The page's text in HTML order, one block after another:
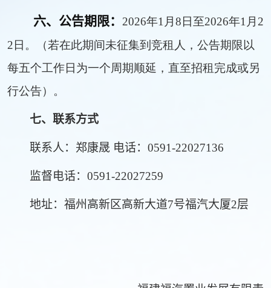
六、公告期限： 2026年1月8日至2026年1月2
2日。（若在此期间未征集到竞租人，公告期限以
每五个工作日为一个周期顺延，直至招租完成或另
行公告）。
七、联系方式
联系人：郑康晟 电话：0591-22027136
监督电话：0591-22027259
地址：福州高新区高新大道7号福汽大厦2层